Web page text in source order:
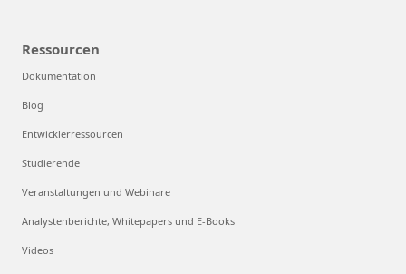
Ressourcen
Dokumentation
Blog
Entwicklerressourcen
Studierende
Veranstaltungen und Webinare
Analystenberichte, Whitepapers und E-Books
Videos